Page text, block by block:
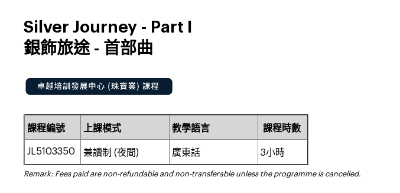
Silver Journey - Part I
銀飾旅途 - 首部曲
課程編號 上課模式 教學語言 課程時數
JL5103350 兼讀制 (夜間) 廣東話 3小時
Remark: Fees paid are non-refundable and non-transferable unless the programme is cancelled.